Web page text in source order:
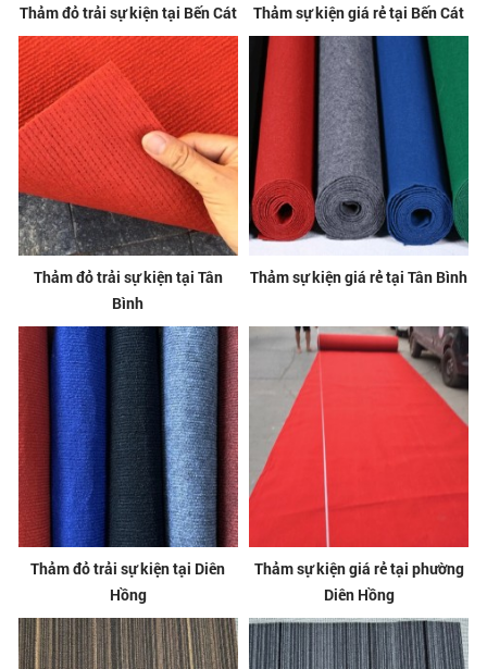
Thảm đỏ trải sự kiện tại Bến Cát Thảm sự kiện giá rẻ tại Bến Cát
Thảm đỏ trải sự kiện tại Tân
Bình
Thảm sự kiện giá rẻ tại Tân Bình
Thảm đỏ trải sự kiện tại Diên
Hồng
Thảm sự kiện giá rẻ tại phường
Diên Hồng